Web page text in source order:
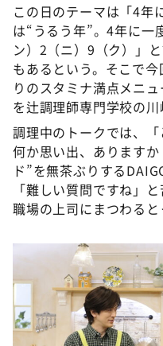
ぺこぱのまるスポ
アナ回覧板
この日のテーマは「4年
は“うるう年”。4年に一
ン）2（ニ）9（ク）」
もあるという。そこで
りのスタミナ満点メニ
を辻調理師専門学校の川
調理中のトークでは、
何か思い出、あります
ド”を無茶ぶりする
「難しい質問ですね」
職場の上司にまつわると